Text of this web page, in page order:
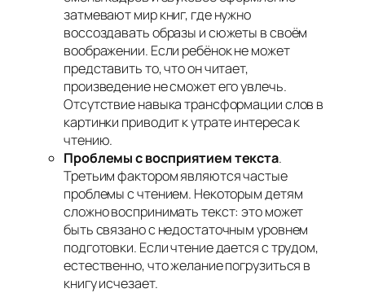
затмевают мир книг, где нужно
воссоздавать образы и сюжеты в своём
воображении. Если ребёнок не может
представить то, что он читает,
произведение не сможет его увлечь.
Отсутствие навыка трансформации слов в
картинки приводит к утрате интереса к
чтению.
Проблемы с восприятием текста.
Третьим фактором являются частые
проблемы с чтением. Некоторым детям
сложно воспринимать текст: это может
быть связано с недостаточным уровнем
подготовки. Если чтение дается с трудом,
естественно, что желание погрузиться в
книгу исчезает.